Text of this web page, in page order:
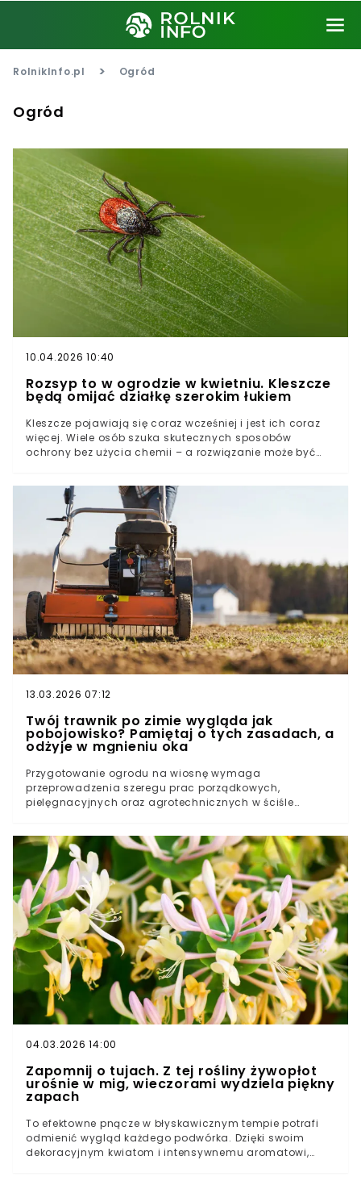
RolnikInfo.pl > Ogród
Ogród
10.04.2026 10:40
Rozsyp to w ogrodzie w kwietniu. Kleszcze
będą omijać działkę szerokim łukiem
Kleszcze pojawiają się coraz wcześniej i jest ich coraz
więcej. Wiele osób szuka skutecznych sposobów
ochrony bez użycia chemii – a rozwiązanie może być
ogrodzie. Klucz tkwi jednak w szczegółach, o których
mało kto pamięta.Z artykułu dowiesz się:jak działa
lawenda na kleszcze i czy naprawdę odstraszagdzie i
jak sadzić rośliny, by stworzyć ogród bez kleszczyjakie
inne rośliny wzmacniają efekt i chronią działkę
naturalnie
13.03.2026 07:12
Twój trawnik po zimie wygląda jak
pobojowisko? Pamiętaj o tych zasadach, a
odżyje w mgnieniu oka
Przygotowanie ogrodu na wiosnę wymaga
przeprowadzenia szeregu prac porządkowych,
pielęgnacyjnych oraz agrotechnicznych w ściśle
regenerację trawnika – determinuje kondycję roślin w
nadchodzącym sezonie wegetacyjnym. Kluczowe
znaczenie ma dostosowanie tempa prac do
aktualnych warunków pogodowych oraz specyfiki
posiadanych gatunków roślin.
04.03.2026 14:00
Zapomnij o tujach. Z tej rośliny żywopłot
urośnie w mig, wieczorami wydziela piękny
zapach
To efektowne pnącze w błyskawicznym tempie potrafi
odmienić wygląd każdego podwórka. Dzięki swoim
dekoracyjnym kwiatom i intensywnemu aromatowi,